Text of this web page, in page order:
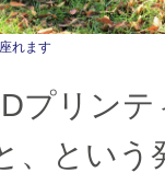
れます
プリン
、とい